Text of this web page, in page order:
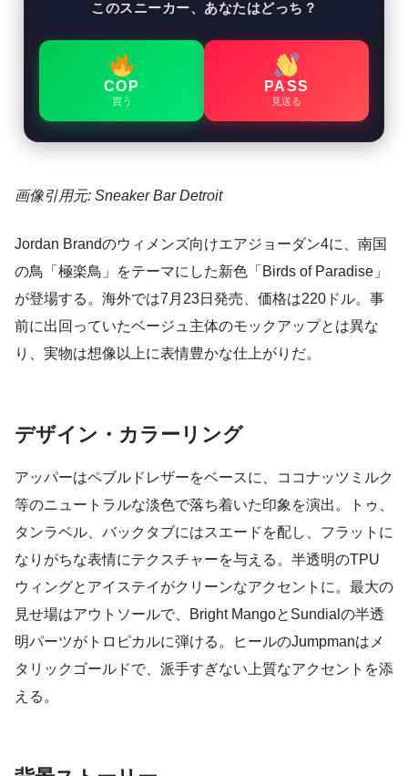
このスニーカー、あなたはどっち？
COP
買う
PASS
見送る
画像引用元: Sneaker Bar Detroit
Jordan Brandのウィメンズ向けエアジョーダン4に、南国
の鳥「極楽鳥」をテーマにした新色「Birds of Paradise」
が登場する。海外では7月23日発売、価格は220ドル。事
前に出回っていたベージュ主体のモックアップとは異な
り、実物は想像以上に表情豊かな仕上がりだ。
デザイン・カラーリング
アッパーはペブルドレザーをベースに、ココナッツミルク
等のニュートラルな淡色で落ち着いた印象を演出。トゥ、
タンラベル、バックタブにはスエードを配し、フラットに
なりがちな表情にテクスチャーを与える。半透明のTPU
ウィングとアイステイがクリーンなアクセントに。最大の
見せ場はアウトソールで、Bright MangoとSundialの半透
明パーツがトロピカルに弾ける。ヒールのJumpmanはメ
タリックゴールドで、派手すぎない上質なアクセントを添
える。